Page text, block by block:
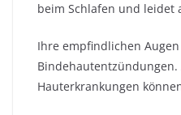
beim Schlafen und leidet
Ihre empfindlichen
Hauterkrankungen